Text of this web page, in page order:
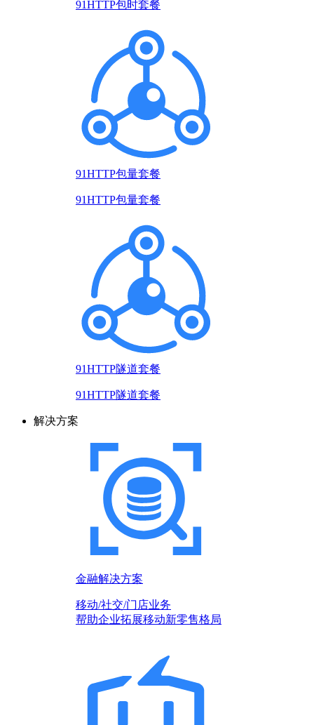
91HTTP包时套餐
91HTTP包量套餐
91HTTP包量套餐
91HTTP隧道套餐
91HTTP隧道套餐
解决方案
金融解决方案
移动/社交/门店业务
帮助企业拓展移动新零售格局